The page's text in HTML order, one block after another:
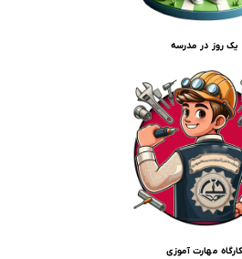
یک روز در مدرسه
کارگاه مهارت آموزی